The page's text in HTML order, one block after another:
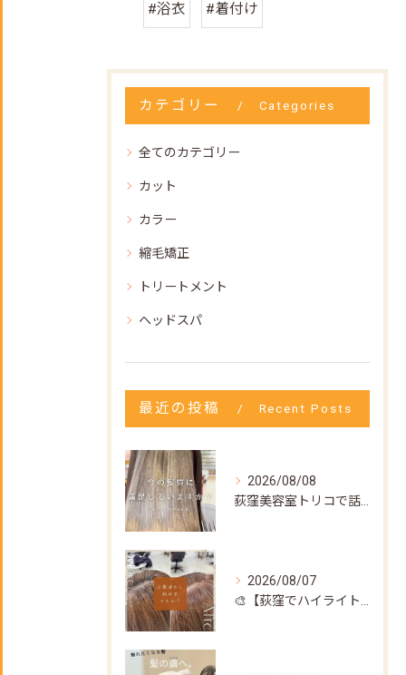
#浴衣 #着付け
カテゴリー Categories
全てのカテゴリー
カット
カラー
縮毛矯正
トリートメント
ヘッドスパ
最近の投稿 Recent Posts
2026/08/08
2026/08/07